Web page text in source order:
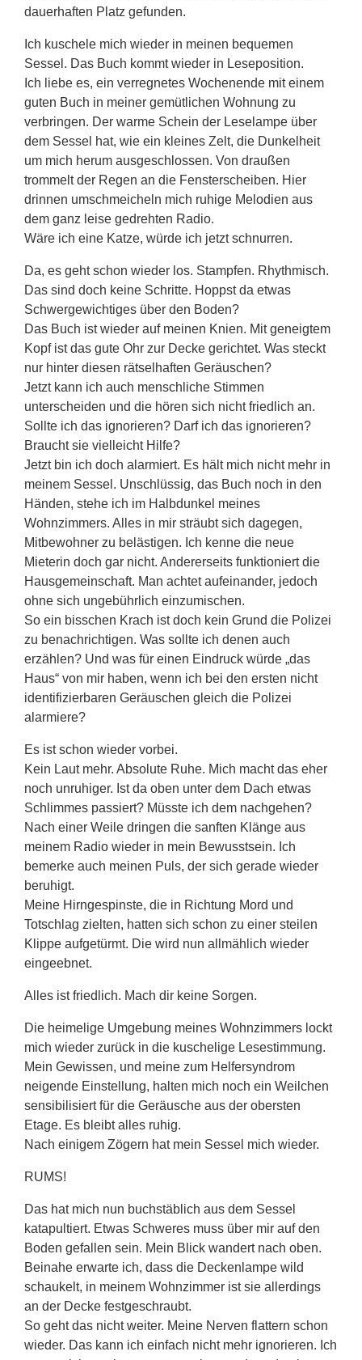
dauerhaften Platz gefunden.
Ich kuschele mich wieder in meinen bequemen
Sessel. Das Buch kommt wieder in Leseposition.
Ich liebe es, ein verregnetes Wochenende mit einem
guten Buch in meiner gemütlichen Wohnung zu
verbringen. Der warme Schein der Leselampe über
dem Sessel hat, wie ein kleines Zelt, die Dunkelheit
um mich herum ausgeschlossen. Von draußen
trommelt der Regen an die Fensterscheiben. Hier
drinnen umschmeicheln mich ruhige Melodien aus
dem ganz leise gedrehten Radio.
Wäre ich eine Katze, würde ich jetzt schnurren.
Da, es geht schon wieder los. Stampfen. Rhythmisch.
Das sind doch keine Schritte. Hoppst da etwas
Schwergewichtiges über den Boden?
Das Buch ist wieder auf meinen Knien. Mit geneigtem
Kopf ist das gute Ohr zur Decke gerichtet. Was steckt
nur hinter diesen rätselhaften Geräuschen?
Jetzt kann ich auch menschliche Stimmen
unterscheiden und die hören sich nicht friedlich an.
Sollte ich das ignorieren? Darf ich das ignorieren?
Braucht sie vielleicht Hilfe?
Jetzt bin ich doch alarmiert. Es hält mich nicht mehr in
meinem Sessel. Unschlüssig, das Buch noch in den
Händen, stehe ich im Halbdunkel meines
Wohnzimmers. Alles in mir sträubt sich dagegen,
Mitbewohner zu belästigen. Ich kenne die neue
Mieterin doch gar nicht. Andererseits funktioniert die
Hausgemeinschaft. Man achtet aufeinander, jedoch
ohne sich ungebührlich einzumischen.
So ein bisschen Krach ist doch kein Grund die Polizei
zu benachrichtigen. Was sollte ich denen auch
erzählen? Und was für einen Eindruck würde „das
Haus“ von mir haben, wenn ich bei den ersten nicht
identifizierbaren Geräuschen gleich die Polizei
alarmiere?
Es ist schon wieder vorbei.
Kein Laut mehr. Absolute Ruhe. Mich macht das eher
noch unruhiger. Ist da oben unter dem Dach etwas
Schlimmes passiert? Müsste ich dem nachgehen?
Nach einer Weile dringen die sanften Klänge aus
meinem Radio wieder in mein Bewusstsein. Ich
bemerke auch meinen Puls, der sich gerade wieder
beruhigt.
Meine Hirngespinste, die in Richtung Mord und
Totschlag zielten, hatten sich schon zu einer steilen
Klippe aufgetürmt. Die wird nun allmählich wieder
eingeebnet.
Alles ist friedlich. Mach dir keine Sorgen.
Die heimelige Umgebung meines Wohnzimmers lockt
mich wieder zurück in die kuschelige Lesestimmung.
Mein Gewissen, und meine zum Helfersyndrom
neigende Einstellung, halten mich noch ein Weilchen
sensibilisiert für die Geräusche aus der obersten
Etage. Es bleibt alles ruhig.
Nach einigem Zögern hat mein Sessel mich wieder.
RUMS!
Das hat mich nun buchstäblich aus dem Sessel
katapultiert. Etwas Schweres muss über mir auf den
Boden gefallen sein. Mein Blick wandert nach oben.
Beinahe erwarte ich, dass die Deckenlampe wild
schaukelt, in meinem Wohnzimmer ist sie allerdings
an der Decke festgeschraubt.
So geht das nicht weiter. Meine Nerven flattern schon
wieder. Das kann ich einfach nicht mehr ignorieren. Ich